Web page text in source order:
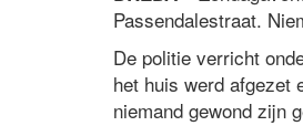
Passendalestraat.
De politie verricht
het huis werd afgezet
niemand gewond zijn